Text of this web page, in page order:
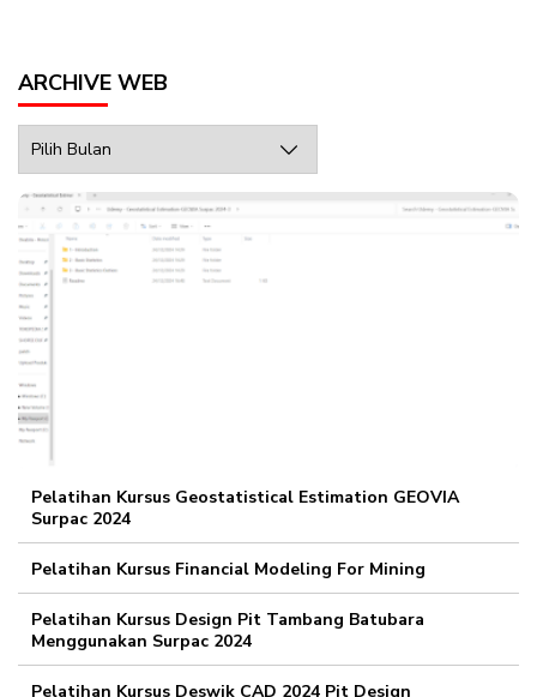
ARCHIVE WEB
Web
Pelatihan Kursus Geostatistical Estimation GEOVIA
Surpac 2024
Pelatihan Kursus Financial Modeling For Mining
Pelatihan Kursus Design Pit Tambang Batubara
Menggunakan Surpac 2024
Pelatihan Kursus Deswik CAD 2024 Pit Design